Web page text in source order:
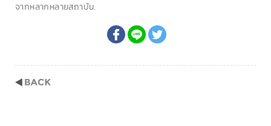
จากหลากหลายสถาบัน.